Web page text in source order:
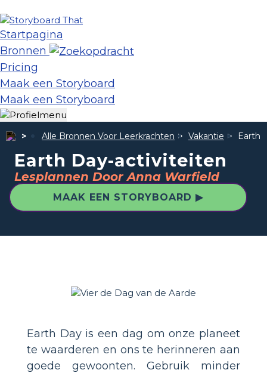
Startpagina
Bronnen
Pricing
Maak een Storyboard
Maak een Storyboard
Alle Bronnen Voor Leerkrachten Vakantie Earth
Earth Day-activiteiten
Lesplannen Door Anna Warfield
MAAK EEN STORYBOARD ▶
Earth Day is een dag om onze planeet
te waarderen en ons te herinneren aan
goede gewoonten. Gebruik minder